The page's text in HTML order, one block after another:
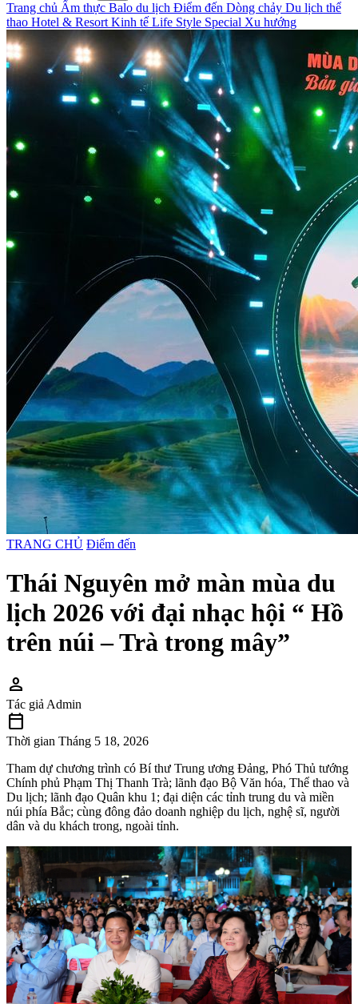
Trang chủ Ẩm thực Balo du lịch Điểm đến Dòng chảy Du lịch thể
thao Hotel & Resort Kinh tế Life Style Special Xu hướng
TRANG CHỦ Điểm đến
Thái Nguyên mở màn mùa du
lịch 2026 với đại nhạc hội “ Hồ
trên núi – Trà trong mây”
person
Tác giả Admin
calendar_today
Thời gian Tháng 5 18, 2026
Tham dự chương trình có Bí thư Trung ương Đảng, Phó Thủ tướng
Chính phủ Phạm Thị Thanh Trà; lãnh đạo Bộ Văn hóa, Thể thao và
Du lịch; lãnh đạo Quân khu 1; đại diện các tỉnh trung du và miền
núi phía Bắc; cùng đông đảo doanh nghiệp du lịch, nghệ sĩ, người
dân và du khách trong, ngoài tỉnh.